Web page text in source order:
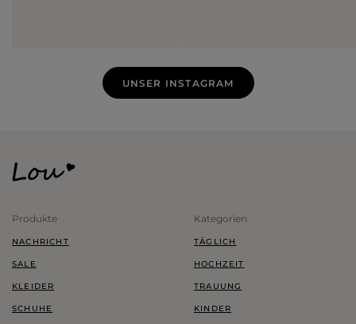
UNSER INSTAGRAM
Produkte
NACHRICHT
SALE
KLEIDER
SCHUHE
Kategorien
TÄGLICH
HOCHZEIT
TRAUUNG
KINDER